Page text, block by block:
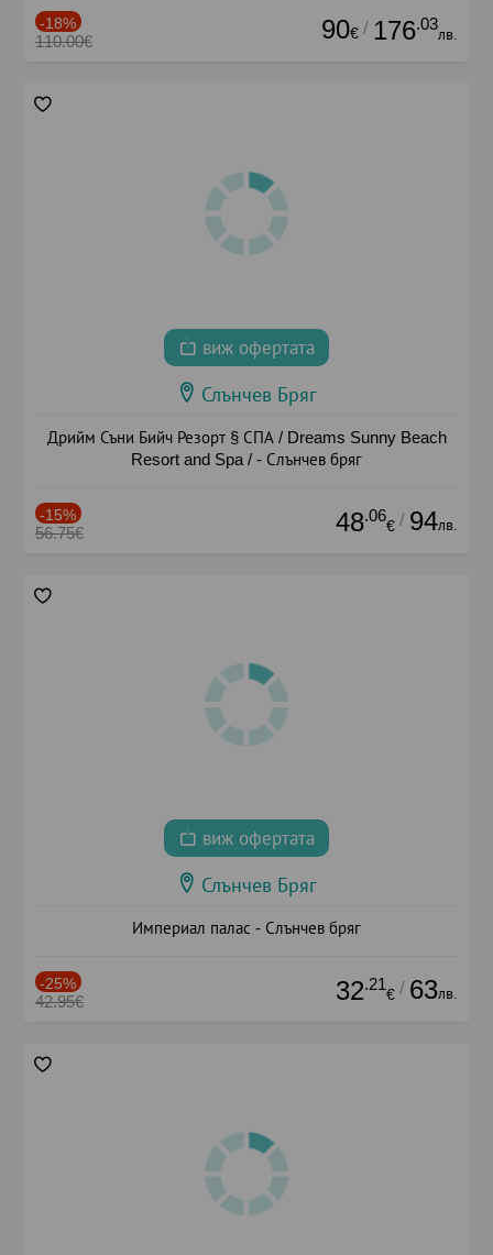
-18%
110.00€ 90€ / 176.03
лв.
виж офертата
Слънчев Бряг
Дрийм Съни Бийч Резорт § СПА / Dreams Sunny Beach
Resort and Spa / - Слънчев бряг
-15%
56.75€ 48.06
€ / 94лв.
виж офертата
Слънчев Бряг
Империал палас - Слънчев бряг
-25%
42.95€ 32.21
€ / 63лв.